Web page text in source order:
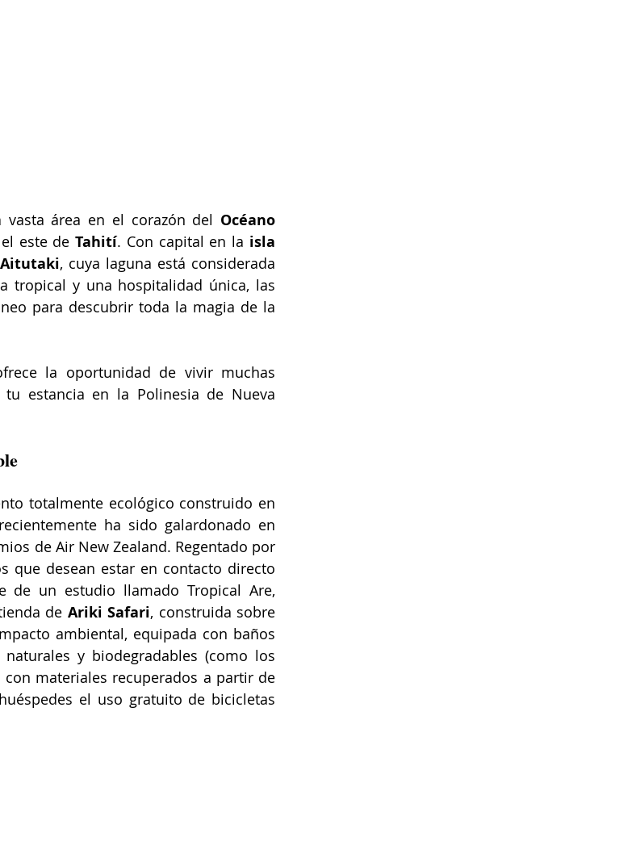
área en el corazón del Océano
este de Tahití. Con capital en la isla
, cuya laguna está considerada
tropical y una hospitalidad única, las
la oportunidad de vivir muchas
estancia en la Polinesia de Nueva
totalmente ecológico construido en
ha sido galardonado en
de Air New Zealand. Regentado por
que desean estar en contacto directo
de un estudio llamado Tropical Are,
de Ariki Safari, construida sobre
ambiental, equipada con baños
y biodegradables (como los
materiales recuperados a partir de
el uso gratuito de bicicletas